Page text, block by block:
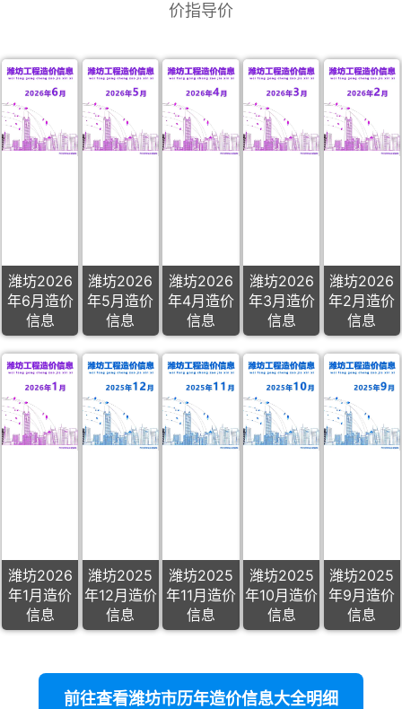
价指导价
潍坊2026
年6月造价
信息
潍坊2026
年5月造价
信息
潍坊2026
年4月造价
信息
潍坊2026
年3月造价
信息
潍坊2026
年2月造价
信息
潍坊2026
年1月造价
信息
潍坊2025
年12月造价
信息
潍坊2025
年11月造价
信息
潍坊2025
年10月造价
信息
潍坊2025
年9月造价
信息
前往查看潍坊市历年造价信息大全明细